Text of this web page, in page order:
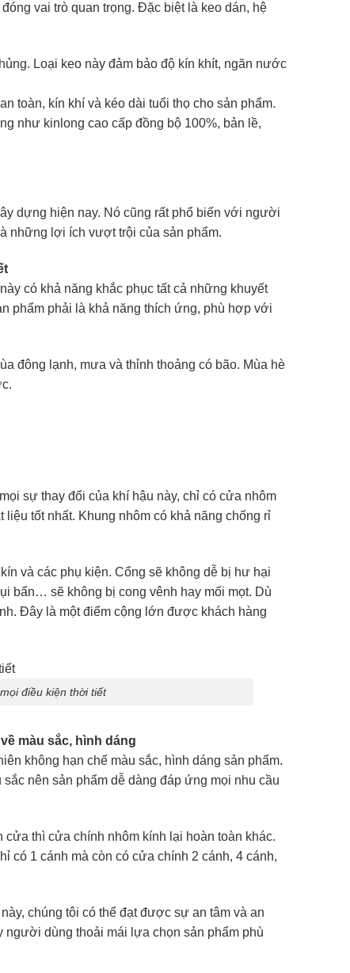
vai trò quan trọng. Đặc biệt là keo dán, hệ
Loại keo này đảm bảo độ kín khít, ngăn nước
toàn, kín khí và kéo dài tuổi thọ cho sản phẩm.
như kinlong cao cấp đồng bộ 100%, bản lề,
dựng hiện nay. Nó cũng rất phổ biến với người
những lợi ích vượt trội của sản phẩm.
có khả năng khắc phục tất cả những khuyết
phẩm phải là khả năng thích ứng, phù hợp với
đông lạnh, mưa và thỉnh thoảng có bão. Mùa hè
sự thay đổi của khí hậu này, chỉ có cửa nhôm
tốt nhất. Khung nhôm có khả năng chống rỉ
và các phụ kiện. Cổng sẽ không dễ bị hư hại
bẩn… sẽ không bị cong vênh hay mối mọt. Dù
Đây là một điểm cộng lớn được khách hàng
điều kiện thời tiết
màu sắc, hình dáng
không hạn chế màu sắc, hình dáng sản phẩm.
nên sản phẩm dễ dàng đáp ứng mọi nhu cầu
thì cửa chính nhôm kính lại hoàn toàn khác.
có 1 cánh mà còn có cửa chính 2 cánh, 4 cánh,
chúng tôi có thể đạt được sự an tâm và an
dùng thoải mái lựa chọn sản phẩm phù